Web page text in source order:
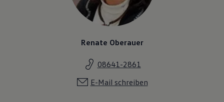
Renate Oberauer
08641-2861
E-Mail schreiben